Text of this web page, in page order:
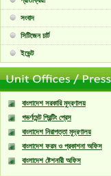
সংবাদ
সিটিজেন চার্ট
ইভেন্ট
বাংলাদেশ সরকারি মুদ্রণালয়
গভর্ণমেন্ট প্রিন্টিং প্রেস
বাংলাদেশ নিরাপত্তা মুদ্রণালয়
বাংলাদেশ ফরম ও প্রকাশনা অফিস
বাংলাদেশ ষ্টেশনারী অফিস